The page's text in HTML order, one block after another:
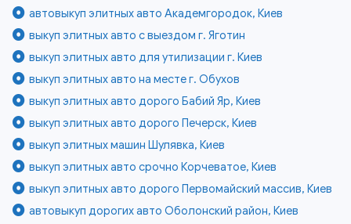
автовыкуп элитных авто Академгородок, Киев
выкуп элитных авто с выездом г. Яготин
выкуп элитных авто для утилизации г. Киев
выкуп элитных авто на месте г. Обухов
выкуп элитных авто дорого Бабий Яр, Киев
выкуп элитных авто дорого Печерск, Киев
выкуп элитных машин Шулявка, Киев
выкуп элитных авто срочно Корчеватое, Киев
выкуп элитных авто дорого Первомайский массив, Киев
автовыкуп дорогих авто Оболонский район, Киев